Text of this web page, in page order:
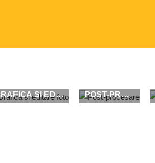
GRAFICA SI EDITARE FOTO POST-PROCESARE